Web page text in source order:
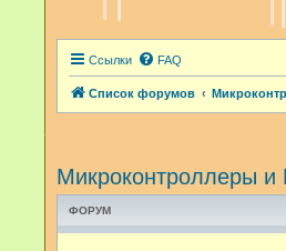
Ссылки FAQ
Список форумов
Микроконтроллеры
ФОРУМ